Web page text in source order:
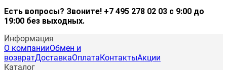
Есть вопросы? Звоните! +7 495 278 02 03 с 9:00 до
19:00 без выходных.
Информация
О компанииОбмен и
возвратДоставкаОплата КонтактыАкции
Каталог